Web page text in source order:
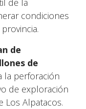
de la
condiciones
de
de
la perforación
de exploración
Los Alpatacos.